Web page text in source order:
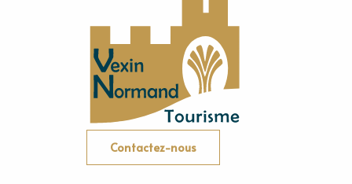
Contactez-nous